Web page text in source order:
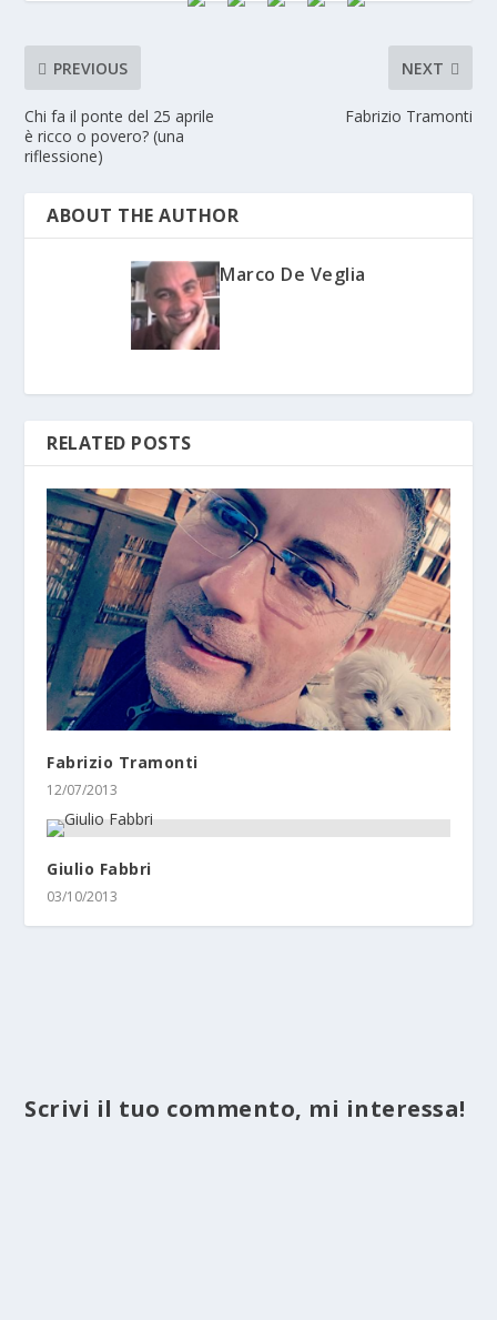
PREVIOUS
Chi fa il ponte del 25 aprile
è ricco o povero? (una
riflessione)
NEXT
Fabrizio Tramonti
ABOUT THE AUTHOR
Marco De Veglia
RELATED POSTS
Fabrizio Tramonti
12/07/2013
Giulio Fabbri
03/10/2013
Scrivi il tuo commento, mi interessa!